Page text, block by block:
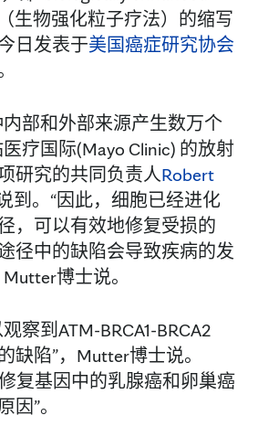
生物强化粒子疗法）的缩写
日发表于美国癌症研究协会
部和外部来源产生数万个
疗国际(Mayo Clinic) 的放射
研究的共同负责人Robert
到。“因此，细胞已经进化
，可以有效地修复受损的
径中的缺陷会导致疾病的发
博士说。
察到ATM-BRCA1-BRCA2
缺陷”，Mutter博士说。
修复基因中的乳腺癌和卵巢癌
因”。